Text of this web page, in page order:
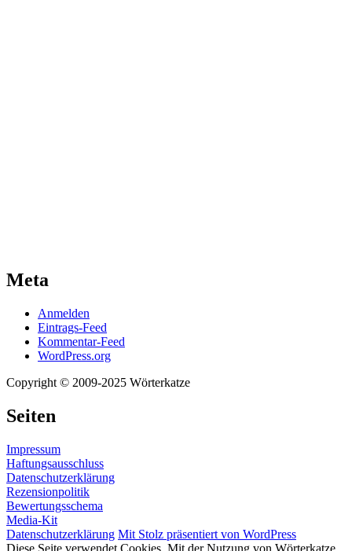
Meta
Anmelden
Eintrags-Feed
Kommentar-Feed
WordPress.org
Copyright © 2009-2025 Wörterkatze
Seiten
Impressum
Haftungsausschluss
Datenschutzerklärung
Rezensionpolitik
Bewertungsschema
Media-Kit
Datenschutzerklärung Mit Stolz präsentiert von WordPress
Diese Seite verwendet Cookies. Mit der Nutzung von Wörterkatze